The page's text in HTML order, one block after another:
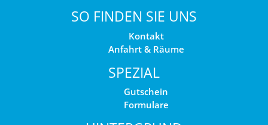
SO FINDEN SIE UNS
Kontakt
Anfahrt & Räume
SPEZIAL
Gutschein
Formulare